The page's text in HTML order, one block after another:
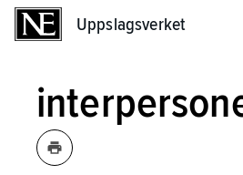
Uppslagsverket